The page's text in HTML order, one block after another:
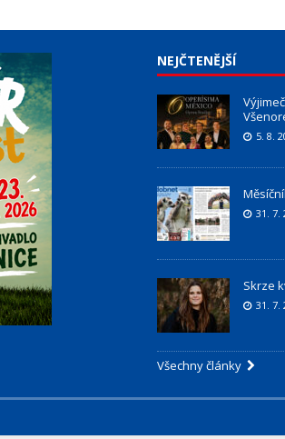
NEJČTENĚJŠÍ
5. 8.
31. 7.
Skrze
31. 7.
Všechny články